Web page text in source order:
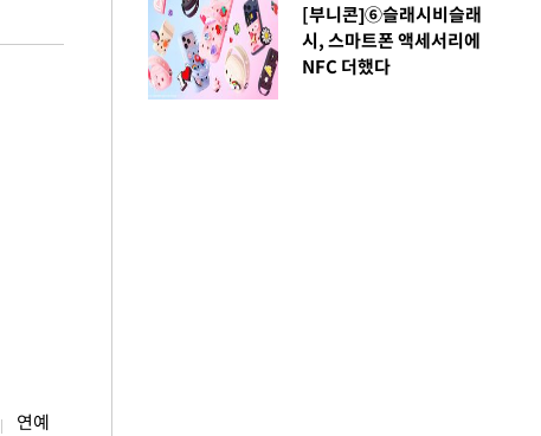
연예
[부니콘]⑥슬래시비슬래
시, 스마트폰 액세서리에
NFC 더했다